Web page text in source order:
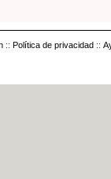
:: Política de privacidad ::